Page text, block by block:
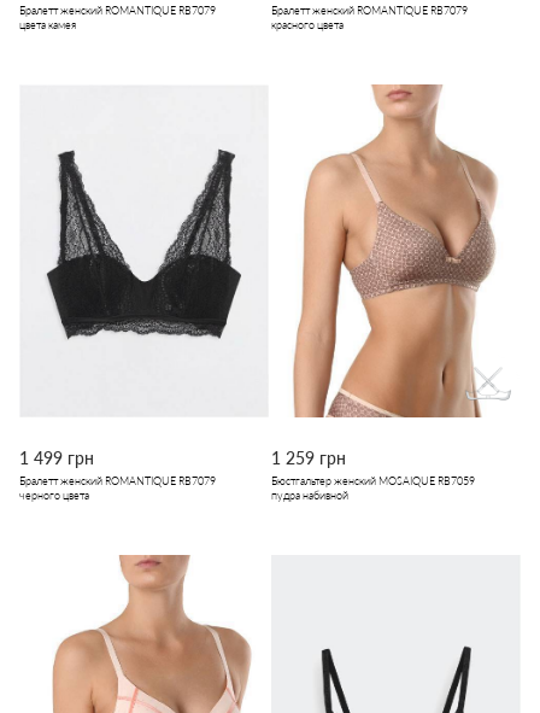
Бралетт женский ROMANTIQUE RB7079
цвета камея
Бралетт женский ROMANTIQUE RB7079
красного цвета
1 499 грн
Бралетт женский ROMANTIQUE RB7079
черного цвета
1 259 грн
Бюстгальтер женский MOSAIQUE RB7059
пудра набивной